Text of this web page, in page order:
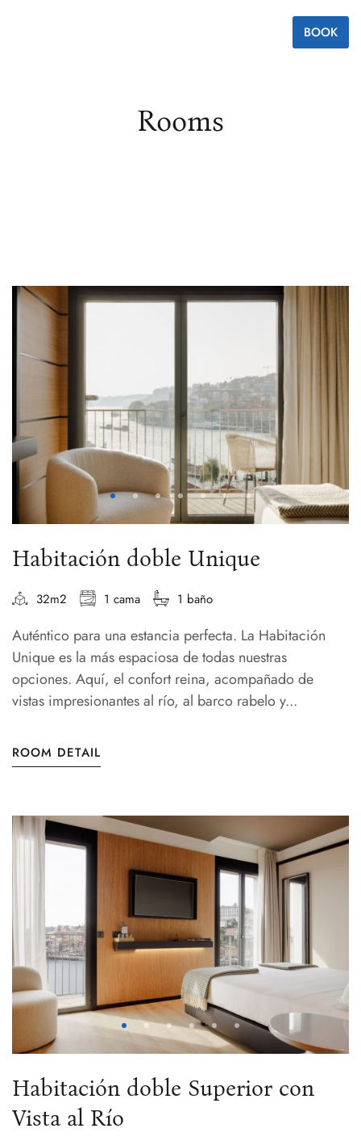
BOOK
Rooms
Habitación doble Unique
32m2 1 cama 1 baño
Auténtico para una estancia perfecta. La Habitación
Unique es la más espaciosa de todas nuestras
opciones. Aquí, el confort reina, acompañado de
vistas impresionantes al río, al barco rabelo y...
ROOM DETAIL
Habitación doble Superior con
Vista al Río